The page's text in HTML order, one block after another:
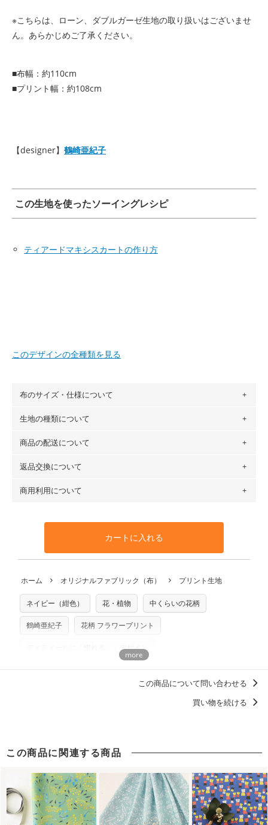
※こちらは、ローン、ダブルガーゼ生地の取り扱いはございませ
ん。あらかじめご了承ください。
■布幅：約110cm
■プリント幅：約108cm
【designer】 鶴崎亜紀子
この生地を使ったソーイングレシピ
ティアードマキシスカートの作り方
このデザインの全種類を見る
布のサイズ・仕様について
布の長さは50cm単位での販売になります。
場合 → 購入数量「7」
※カットを希望の方は備考欄に「50cmずつカット希望」など
ご記載ください（50cm単位でのカットのみ）
プリント布の仕様についてもっと詳しく見る
生地の種類について
・現在、すべてのデザインのプリントに使用している生地は
ットン（ダブルガーゼ）・100％コットン（ローン）・コッ
トンリネン（ビエラ織）・100％コットン（ツイル）・
生地見本サンプル（無料）を購入する
商品の配送について
・ネコポスでの配送は、布は2mまで型紙は2個までとなりま
も送料の表示が600円となり宅急便での配送となります。
となります。
※万が一、検品時に不備が見つかった場合は、4～5営業日後
の発送となる場合がございます。
※土日祝は営業日に含まれません。
※配送日のご指定は承れません。出来上がり次第、順次発送
返品交換について
・布はご注文後に注文数量のみをプリントするため、
購入後
や用尺をお間違えのないようお願いします。思っていた色味
と違う、などの理由での返品は承れません。予めご了承くだ
商用利用について
す。ハンドメイドサイトなどでの販売用アイテムの製作にご
利用いただけます。「nunocoto fabric使用」といった記載
も不要です。（製品化した際に起こる全ての問題、クレーム
いませんのでご了承ください）
※有料型紙（ホームソーイング型紙シリーズ）および柄がえ
らべるキットに付属された型紙は商用利用できませんのでご
注意ください。型紙自体の転用・販売および型紙を使用して
商用利用についての詳細はこちら
カートに入れる
ホーム オリジナルファブリック（布） プリント生地
ネイビー（紺色） 花・植物 中くらいの花柄
鶴崎亜紀子 花柄 フラワープリント
ディティールに「惚れる。」デザイン
この商品について問い合わせる
買い物を続ける
この商品に関連する商品